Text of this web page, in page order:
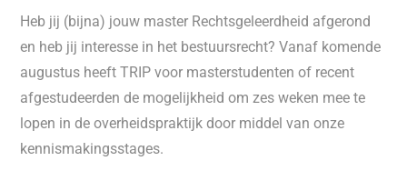
Heb jij (bijna) jouw master Rechtsgeleerdheid afgerond
en heb jij interesse in het bestuursrecht? Vanaf komende
augustus heeft TRIP voor masterstudenten of recent
afgestudeerden de mogelijkheid om zes weken mee te
lopen in de overheidspraktijk door middel van onze
kennismakingsstages.